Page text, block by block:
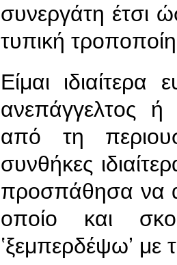
συνεργάτη έτσι
τυπική
Είμαι
ανεπάγγελτος ή
από τη
συνθήκες
προσπάθησα να
οποίο και
ʽξεμπερδέψωʼ